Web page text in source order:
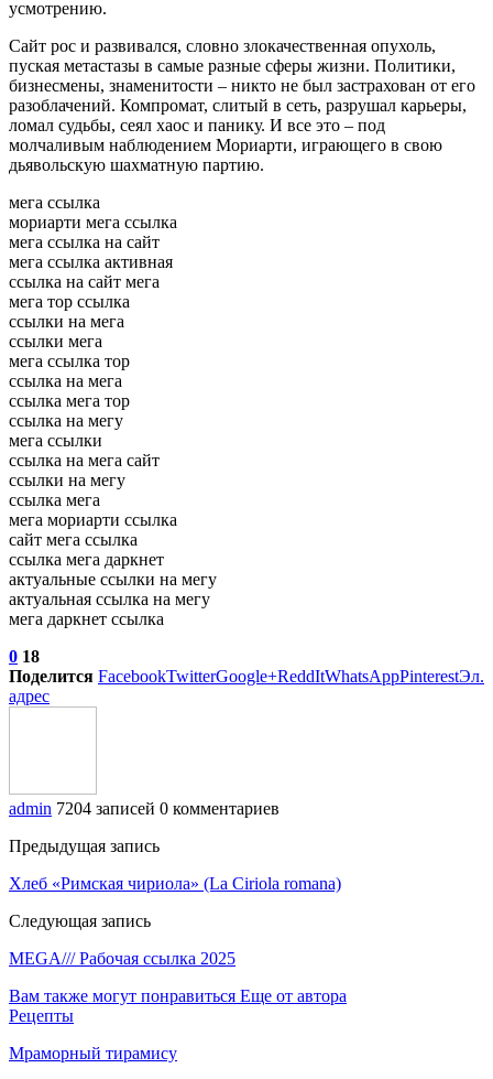
усмотрению.
Сайт рос и развивался, словно злокачественная опухоль,
пуская метастазы в самые разные сферы жизни. Политики,
бизнесмены, знаменитости – никто не был застрахован от его
разоблачений. Компромат, слитый в сеть, разрушал карьеры,
ломал судьбы, сеял хаос и панику. И все это – под
молчаливым наблюдением Мориарти, играющего в свою
дьявольскую шахматную партию.
мега ссылка
мориарти мега ссылка
мега ссылка на сайт
мега ссылка активная
ссылка на сайт мега
мега тор ссылка
ссылки на мега
ссылки мега
мега ссылка тор
ссылка на мега
ссылка мега тор
ссылка на мегу
мега ссылки
ссылка на мега сайт
ссылки на мегу
ссылка мега
мега мориарти ссылка
сайт мега ссылка
ссылка мега даркнет
актуальные ссылки на мегу
актуальная ссылка на мегу
мега даркнет ссылка
0 18
Поделится FacebookTwitterGoogle+ReddItWhatsAppPinterestЭл.
адрес
admin 7204 записей 0 комментариев
Предыдущая запись
Хлеб «Римская чириола» (La Ciriola romana)
Следующая запись
MEGA/// Рабочая ссылка 2025
Вам также могут понравиться Еще от автора
Рецепты
Мраморный тирамису